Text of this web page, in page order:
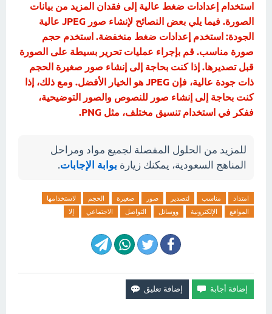
استخدام إعدادات ضغط عالية إلى فقدان المزيد من بيانات
الصورة. فيما يلي بعض النصائح لإنشاء صور JPEG عالية
الجودة: استخدم إعدادات ضغط منخفضة. استخدم حجم
صورة مناسب. قم بإجراء عمليات تحرير بسيطة على الصورة
قبل تصديرها. إذا كنت بحاجة إلى إنشاء صور صغيرة الحجم
ذات جودة عالية، فإن JPEG هو الخيار الأفضل. ومع ذلك، إذا
كنت بحاجة إلى إنشاء صور للنصوص والصور التوضيحية،
ففكر في استخدام تنسيق مختلف، مثل PNG.
للمزيد من الحلول المفصلة لجميع مواد ومراحل
المناهج السعودية، يمكنك زيارة بوابة الإجابات.
امتداد مناسب لتصدير صور صغيرة الحجم
لاستخدامها
المواقع
الإلكترونية ووسائل التواصل الاجتماعي إلا